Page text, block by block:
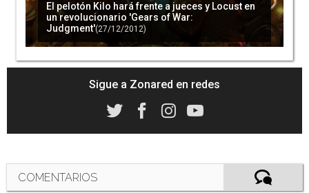
El pelotón Kilo hará frente a jueces y Locust en
un revolucionario 'Gears of War:
Judgment'(27/12/2012)
Sigue a Zonared en redes
COMENTARIOS